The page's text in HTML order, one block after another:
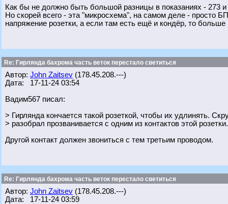
Как бы не должно быть большой разницы в показаниях - 273 и
Но скорей всего - эта "микросхема", на самом деле - просто
напряжение розетки, а если там есть ещё и кондёр, то
Re: Гирлянда бахрома часть веток перестало светиться
Автор: John Zaitsev (178.45.208.---)
Дата: 17-11-24 03:54
Вадим567 писал:
> Гирлянда кончается такой розеткой, чтобы их удлинять.
> разобрал прозванивается с одним из контактов этой розетки.
Другой контакт должен звониться с тем третьим проводом.
Re: Гирлянда бахрома часть веток перестало светиться
Автор: John Zaitsev (178.45.208.---)
Дата: 17-11-24 03:59